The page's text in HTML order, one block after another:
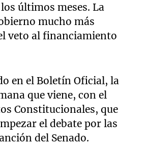
últimos meses. La
mucho más
veto al financiamiento
en el Boletín Oficial, la
que viene, con el
Constitucionales, que
el debate por las
del Senado.